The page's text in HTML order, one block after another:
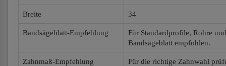
Breite 34
Bandsägeblatt-Empfehlung
Für Standardprofile, Rohre
Bandsägeblatt empfohlen.
Zahnmaß-Empfehlung Für die richtige Zahnwahl